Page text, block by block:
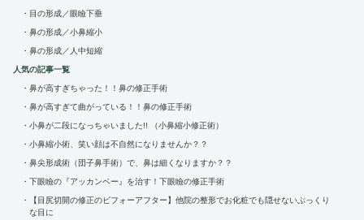
目の形成／眼瞼下垂
鼻の形成／小鼻縮小
鼻の形成／人中短縮
人気の記事一覧
鼻が高すぎちゃった！！鼻の修正手術
鼻が高すぎて曲がっている！！鼻の修正手術
小鼻が二段になっちゃいました!! （小鼻縮小修正術）
小鼻縮小術、笑い顔は不自然になりませんか？？
鼻尖形成術（団子鼻手術）で、鼻は細くなりますか？？
下眼瞼の『アッカンベー』を治す！下眼瞼の修正手術
【目尻切開の修正のビフォーアフター】他院の整形でお化粧でも隠せないぷっくり
な目に